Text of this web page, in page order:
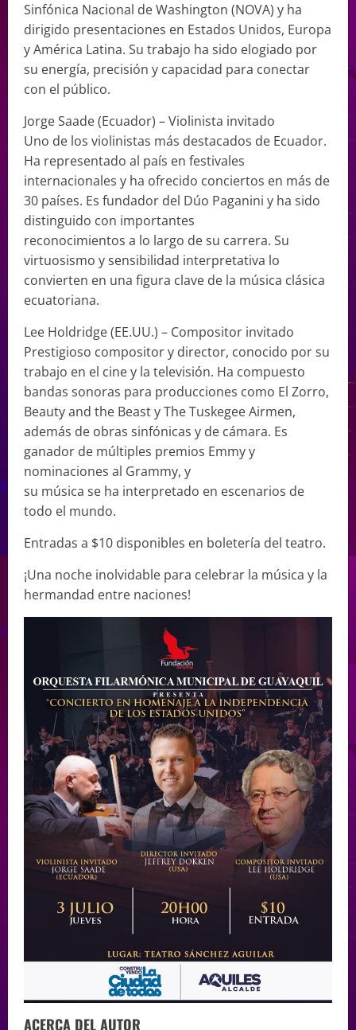
Sinfónica Nacional de Washington (NOVA) y ha
dirigido presentaciones en Estados Unidos, Europa
y América Latina. Su trabajo ha sido elogiado por
su energía, precisión y capacidad para conectar
con el público.
Jorge Saade (Ecuador) – Violinista invitado
Uno de los violinistas más destacados de Ecuador.
Ha representado al país en festivales
internacionales y ha ofrecido conciertos en más de
30 países. Es fundador del Dúo Paganini y ha sido
distinguido con importantes
reconocimientos a lo largo de su carrera. Su
virtuosismo y sensibilidad interpretativa lo
convierten en una figura clave de la música clásica
ecuatoriana.
Lee Holdridge (EE.UU.) – Compositor invitado
Prestigioso compositor y director, conocido por su
trabajo en el cine y la televisión. Ha compuesto
bandas sonoras para producciones como El Zorro,
Beauty and the Beast y The Tuskegee Airmen,
además de obras sinfónicas y de cámara. Es
ganador de múltiples premios Emmy y
nominaciones al Grammy, y
su música se ha interpretado en escenarios de
todo el mundo.
Entradas a $10 disponibles en boletería del teatro.
¡Una noche inolvidable para celebrar la música y la
hermandad entre naciones!
ACERCA DEL AUTOR